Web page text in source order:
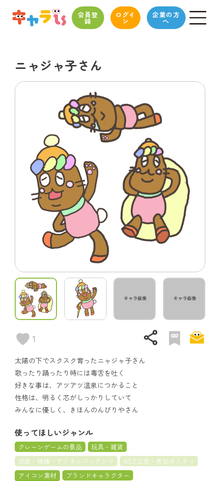
会員登
録
ログイ
ン
企業の方
へ
ニャジャ子さん
1 share
太陽の下でスクスク育ったニャジャ子さん
歌ったり踊ったり時には毒舌を吐く
好きな事は、アツアツ温泉につかること
性格は、明るく芯がしっかりしていて
みんなに優しく、きほんのんびりやさん
使ってほしいジャンル
クレーンゲームの景品
玩具・雑貨
出版・映像・デジタルコンテンツ
WEB広告・告知ポスター
アイコン素材
ブランドキャラクター